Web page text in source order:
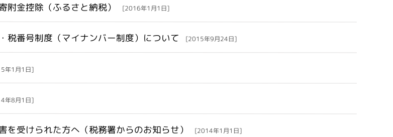
附金控除（ふるさと納税） [2016年1月1日]
税番号制度（マイナンバー制度）について [2015年9月24日]
年1月1日]
年8月1日]
を受けられた方へ（税務署からのお知らせ） [2014年1月1日]